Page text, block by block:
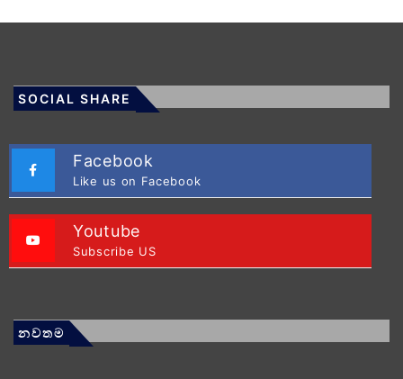
SOCIAL SHARE
Facebook
Like us on Facebook
Youtube
Subscribe US
නවතම